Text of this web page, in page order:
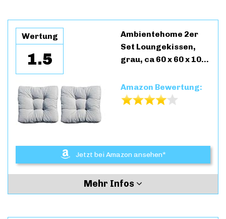
Wertung
1.5
Ambientehome 2er
Set Loungekissen,
grau, ca 60 x 60 x 10…
Amazon Bewertung:
Jetzt bei Amazon ansehen*
Mehr Infos